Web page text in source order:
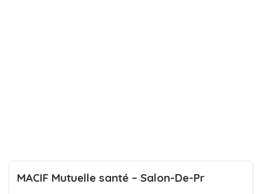
MACIF Mutuelle santé – Salon-De-Pr